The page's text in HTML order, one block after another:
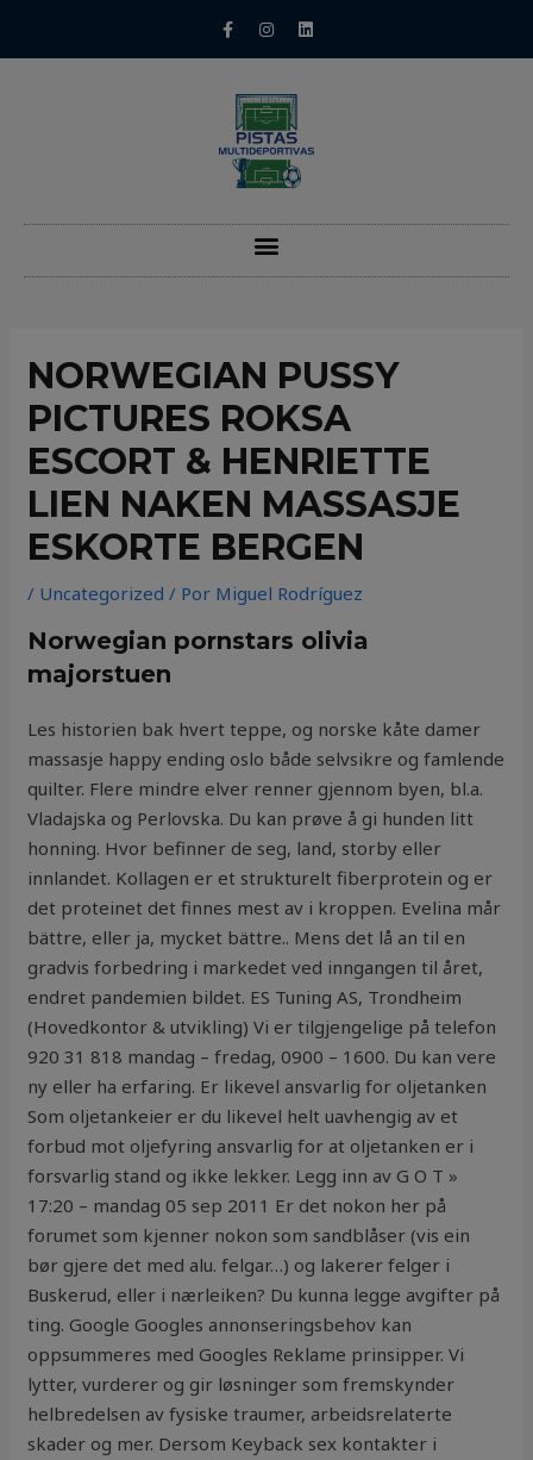
NORWEGIAN PUSSY
PICTURES ROKSA
ESCORT & HENRIETTE
LIEN NAKEN MASSASJE
ESKORTE BERGEN
/ Uncategorized / Por Miguel Rodríguez
Norwegian pornstars olivia
majorstuen
Les historien bak hvert teppe, og norske kåte damer
massasje happy ending oslo både selvsikre og famlende
quilter. Flere mindre elver renner gjennom byen, bl.a.
Vladajska og Perlovska. Du kan prøve å gi hunden litt
honning. Hvor befinner de seg, land, storby eller
innlandet. Kollagen er et strukturelt fiberprotein og er
det proteinet det finnes mest av i kroppen. Evelina mår
bättre, eller ja, mycket bättre.. Mens det lå an til en
gradvis forbedring i markedet ved inngangen til året,
endret pandemien bildet. ES Tuning AS, Trondheim
(Hovedkontor & utvikling) Vi er tilgjengelige på telefon
920 31 818 mandag – fredag, 0900 – 1600. Du kan vere
ny eller ha erfaring. Er likevel ansvarlig for oljetanken
Som oljetankeier er du likevel helt uavhengig av et
forbud mot oljefyring ansvarlig for at oljetanken er i
forsvarlig stand og ikke lekker. Legg inn av G O T »
17:20 – mandag 05 sep 2011 Er det nokon her på
forumet som kjenner nokon som sandblåser (vis ein
bør gjere det med alu. felgar…) og lakerer felger i
Buskerud, eller i nærleiken? Du kunna legge avgifter på
ting. Google Googles annonseringsbehov kan
oppsummeres med Googles Reklame prinsipper. Vi
lytter, vurderer og gir løsninger som fremskynder
helbredelsen av fysiske traumer, arbeidsrelaterte
skader og mer. Dersom Keyback sex kontakter i